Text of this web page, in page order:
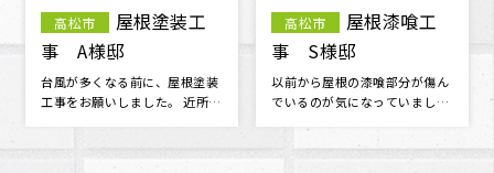
高松市
屋根雨漏り
補修 N様邸
天井にシミが出来ていることに
気がつき、慌てて探した明ホー
高松市
外壁塗装工
事 S様邸
以前から、外壁の劣化が気にな
っており、塗り替えを考えてま